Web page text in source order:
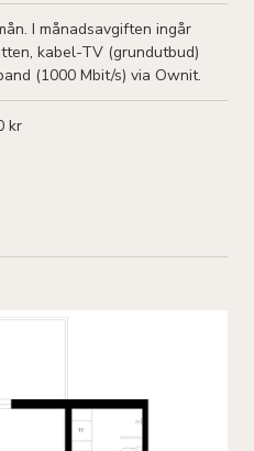
. I månadsavgiften ingår
kabel-TV (grundutbud)
(1000 Mbit/s) via Ownit.
kr